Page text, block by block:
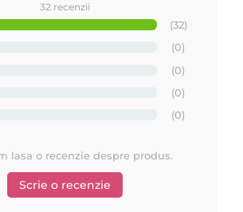
32 recenzii
(32)
(0)
(0)
(0)
(0)
lasa o recenzie despre produs.
Scrie o recenzie